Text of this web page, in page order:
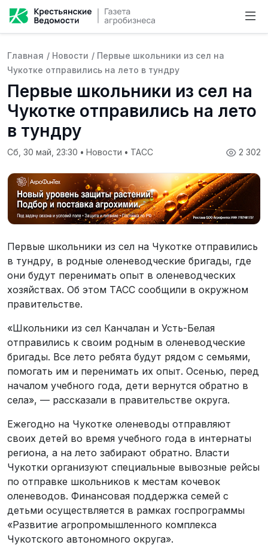
Главная / Новости / Первые школьники из сел на
Чукотке отправились на лето в тундру
Первые школьники из сел на
Чукотке отправились на лето
в тундру
2 302
Сб, 30 май, 23:30 • Новости • ТАСС
Первые школьники из сел на Чукотке отправились
в тундру, в родные оленеводческие бригады, где
они будут перенимать опыт в оленеводческих
хозяйствах. Об этом ТАСС сообщили в окружном
правительстве.
«Школьники из сел Канчалан и Усть-Белая
отправились к своим родным в оленеводческие
бригады. Все лето ребята будут рядом с семьями,
помогать им и перенимать их опыт. Осенью, перед
началом учебного года, дети вернутся обратно в
села», — рассказали в правительстве округа.
Ежегодно на Чукотке оленеводы отправляют
своих детей во время учебного года в интернаты
региона, а на лето забирают обратно. Власти
Чукотки организуют специальные вывозные рейсы
по отправке школьников к местам кочевок
оленеводов. Финансовая поддержка семей с
детьми осуществляется в рамках госпрограммы
«Развитие агропромышленного комплекса
Чукотского автономного округа».